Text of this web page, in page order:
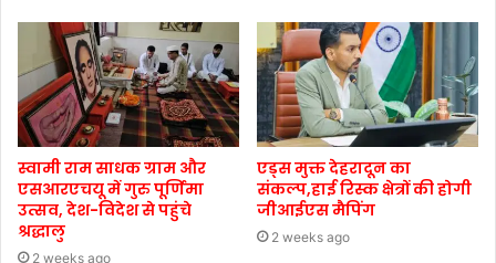
स्वामी राम साधक ग्राम और
एसआरएचयू में गुरु पूर्णिमा
उत्सव, देश-विदेश से पहुंचे
श्रद्धालु
2 weeks ago
एड्स मुक्त देहरादून का
संकल्प,हाई रिस्क क्षेत्रों की होगी
जीआईएस मैपिंग
2 weeks ago